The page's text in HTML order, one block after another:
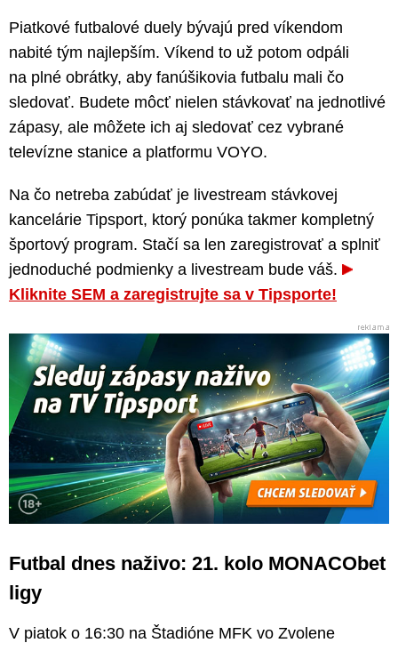
Piatkové futbalové duely bývajú pred víkendom
nabité tým najlepším. Víkend to už potom odpáli
na plné obrátky, aby fanúšikovia futbalu mali čo
sledovať. Budete môcť nielen stávkovať na jednotlivé
zápasy, ale môžete ich aj sledovať cez vybrané
televízne stanice a platformu VOYO.
Na čo netreba zabúdať je livestream stávkovej
kancelárie Tipsport, ktorý ponúka takmer kompletný
športový program. Stačí sa len zaregistrovať a splniť
jednoduché podmienky a livestream bude váš.
Kliknite SEM a zaregistrujte sa v Tipsporte!
Futbal dnes naživo: 21. kolo MONACObet
ligy
V piatok o 16:30 na Štadióne MFK vo Zvolene